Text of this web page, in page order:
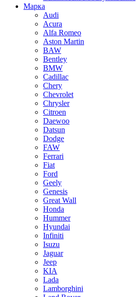
Марка
Audi
Acura
Alfa Romeo
Aston Martin
BAW
Bentley
BMW
Cadillac
Chery
Chevrolet
Chrysler
Citroen
Daewoo
Datsun
Dodge
FAW
Ferrari
Fiat
Ford
Geely
Genesis
Great Wall
Honda
Hummer
Hyundai
Infiniti
Isuzu
Jaguar
Jeep
KIA
Lada
Lamborghini